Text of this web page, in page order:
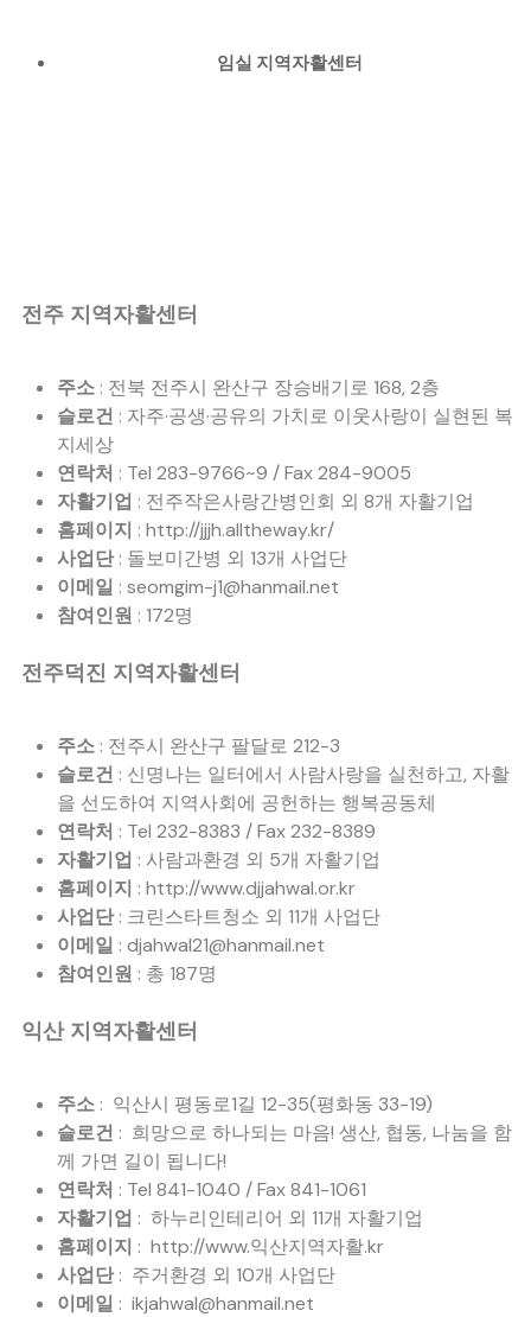
임실 지역자활센터
전주 지역자활센터
주소 : 전북 전주시 완산구 장승배기로 168, 2층
슬로건 : 자주·공생·공유의 가치로 이웃사랑이 실현된 복
지세상
연락처 : Tel 283-9766~9 / Fax 284-9005
자활기업 : 전주작은사랑간병인회 외 8개 자활기업
홈페이지 : http://jjjh.alltheway.kr/
사업단: 돌보미간병 외 13개 사업단
이메일 : seomgim-j1@hanmail.net
참여인원 : 172명
전주덕진 지역자활센터
주소 : 전주시 완산구 팔달로 212-3
슬로건 : 신명나는 일터에서 사람사랑을 실천하고, 자활
을 선도하여 지역사회에 공헌하는 행복공동체
연락처 : Tel 232-8383 / Fax 232-8389
자활기업 : 사람과환경 외 5개 자활기업
홈페이지 : http://www.djjahwal.or.kr
사업단: 크린스타트청소 외 11개 사업단
이메일 : djahwal21@hanmail.net
참여인원 : 총 187명
익산 지역자활센터
주소 : 익산시 평동로1길 12-35(평화동 33-19)
슬로건 : 희망으로 하나되는 마음! 생산, 협동, 나눔을 함
께 가면 길이 됩니다!
연락처 : Tel 841-1040 / Fax 841-1061
자활기업 : 하누리인테리어 외 11개 자활기업
홈페이지 : http://www.익산지역자활.kr
사업단: 주거환경 외 10개 사업단
이메일 : ikjahwal@hanmail.net